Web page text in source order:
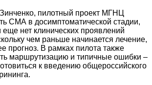
пилотный проект МГНЦ
СМА в досимптоматической стадии,
еще нет клинических проявлений
чем раньше начинается лечение,
прогноз. В рамках пилота также
маршрутизацию и типичные ошибки –
к введению общероссийского